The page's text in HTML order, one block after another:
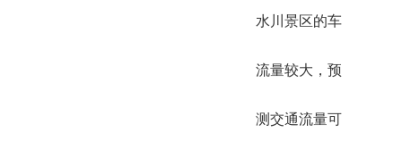
水川景区的车
流量较大，预
测交通流量可